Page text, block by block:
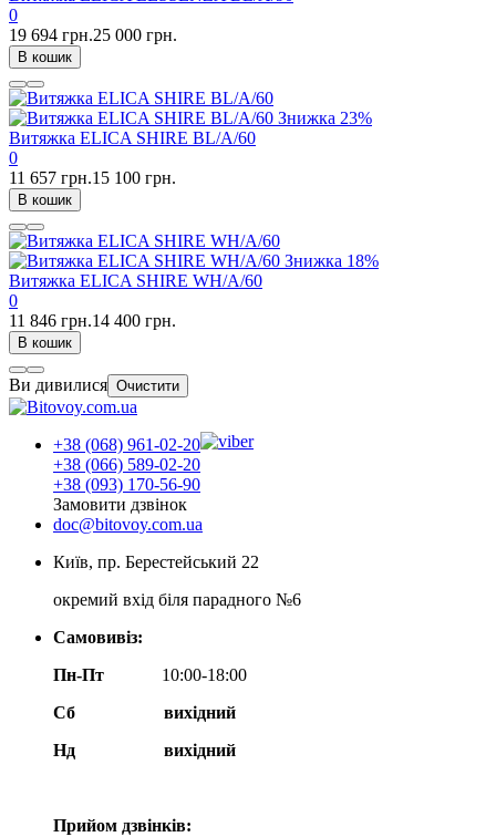
0
19 694 грн.25 000 грн.
В кошик
Знижка 23%
Витяжка ELICA SHIRE BL/A/60
0
11 657 грн.15 100 грн.
В кошик
Знижка 18%
Витяжка ELICA SHIRE WH/A/60
0
11 846 грн.14 400 грн.
В кошик
Ви дивилися Очистити
+38 (068) 961-02-20
+38 (066) 589-02-20
+38 (093) 170-56-90
Замовити дзвінок
doc@bitovoy.com.ua
Київ, пр. Берестейський 22
окремий вхід біля парадного №6
Самовивіз:
Пн-Пт
10:00-18:00
Сб
вихідний
Нд
вихідний
Прийом дзвінків: